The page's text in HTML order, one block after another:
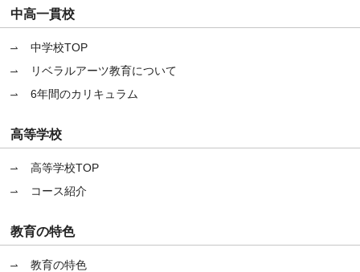
中高一貫校
中学校TOP
リベラルアーツ教育について
6年間のカリキュラム
高等学校
高等学校TOP
コース紹介
教育の特色
教育の特色